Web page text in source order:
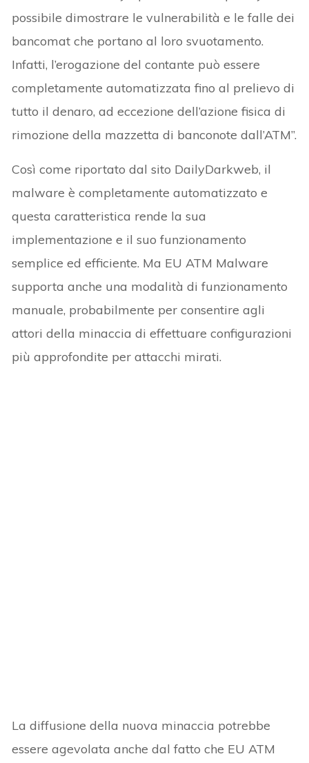
possibile dimostrare le vulnerabilità e le falle dei
bancomat che portano al loro svuotamento.
Infatti, l’erogazione del contante può essere
completamente automatizzata fino al prelievo di
tutto il denaro, ad eccezione dell’azione fisica di
rimozione della mazzetta di banconote dall’ATM”.
Così come riportato dal sito DailyDarkweb, il
malware è completamente automatizzato e
questa caratteristica rende la sua
implementazione e il suo funzionamento
semplice ed efficiente. Ma EU ATM Malware
supporta anche una modalità di funzionamento
manuale, probabilmente per consentire agli
attori della minaccia di effettuare configurazioni
più approfondite per attacchi mirati.
La diffusione della nuova minaccia potrebbe
essere agevolata anche dal fatto che EU ATM